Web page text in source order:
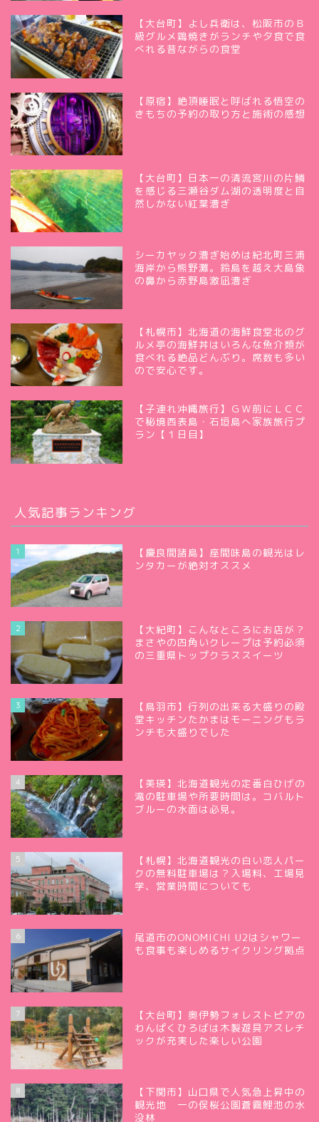
【大台町】よし兵衛は、松阪市のＢ
級グルメ鶏焼きがランチや夕食で食
べれる昔ながらの食堂
【原宿】絶頂睡眠と呼ばれる悟空の
きもちの予約の取り方と施術の感想
【大台町】日本一の清流宮川の片鱗
を感じる三瀬谷ダム湖の透明度と自
然しかない紅葉漕ぎ
シーカヤック漕ぎ始めは紀北町三浦
海岸から熊野灘。鈴島を越え大島象
の鼻から赤野島激凪漕ぎ
【札幌市】北海道の海鮮食堂北のグ
ルメ亭の海鮮丼はいろんな魚介類が
食べれる絶品どんぶり。席数も多い
ので安心です。
【子連れ沖縄旅行】ＧＷ前にＬＣＣ
で秘境西表島・石垣島へ家族旅行プ
ラン【１日目】
人気記事ランキング
1
【慶良間諸島】座間味島の観光はレ
ンタカーが絶対オススメ
2
【大紀町】こんなところにお店が？
まさやの四角いクレープは予約必須
の三重県トップクラススイーツ
3
【鳥羽市】行列の出来る大盛りの殿
堂キッチンたかまはモーニングもラ
ンチも大盛りでした
4
【美瑛】北海道観光の定番白ひげの
滝の駐車場や所要時間は。コバルト
ブルーの水面は必見。
5
【札幌】北海道観光の白い恋人パー
クの無料駐車場は？入場料、工場見
学、営業時間についても
6
尾道市のONOMICHI U2はシャワー
も食事も楽しめるサイクリング拠点
7
【大台町】奥伊勢フォレストピアの
わんぱくひろばは木製遊具アスレチ
ックが充実した楽しい公園
8
【下関市】山口県で人気急上昇中の
観光地 一の俣桜公園蒼霧鯉池の水
没林